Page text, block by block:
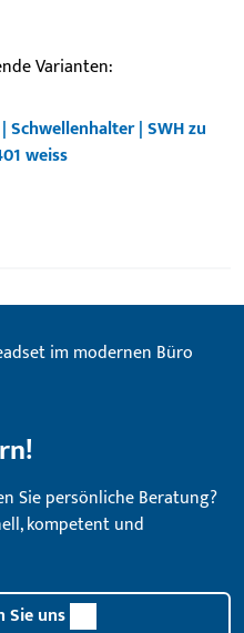
Varianten:
Schwellenhalter | SWH zu
weiss
Sie persönliche Beratung?
kompetent und
Sie uns